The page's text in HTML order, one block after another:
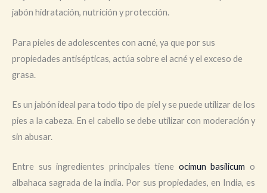
jabón hidratación, nutrición y protección.
Para pieles de adolescentes con acné, ya que por sus
propiedades antisépticas, actúa sobre el acné y el exceso de
grasa.
Es un jabón ideal para todo tipo de piel y se puede utilizar de los
pies a la cabeza. En el cabello se debe utilizar con moderación y
sin abusar.
Entre sus ingredientes principales tiene ocimun basilicum o
albahaca sagrada de la india. Por sus propiedades, en India, es